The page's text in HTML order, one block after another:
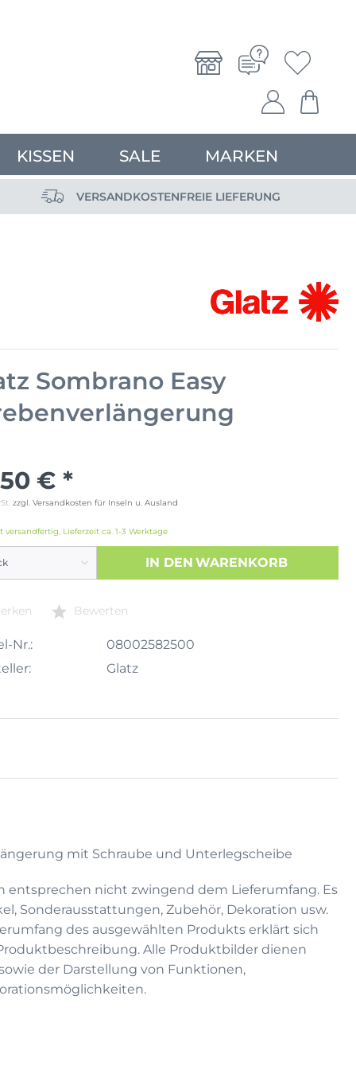
KISSEN SALE MARKEN
VERSANDKOSTENFREIE LIEFERUNG
Sombrano Easy
€ *
zzgl. Versandkosten für Inseln u. Ausland
versandfertig, Lieferzeit ca. 1-3 Werktage
IN DEN WARENKORB
Bewerten
Nr.:
08002582500
Glatz
mit Schraube und Unterlegscheibe
entsprechen nicht zwingend dem Lieferumfang. Es
Sonderausstattungen, Zubehör, Dekoration usw.
des ausgewählten Produkts erklärt sich
Alle Produktbilder dienen
der Darstellung von Funktionen,